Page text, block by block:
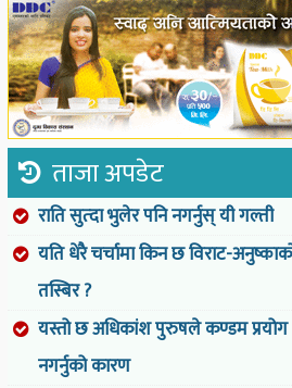
ताजा अपडेट
राति सुत्दा भुलेर पनि नगर्नुस् यी गल्ती
यति धेरै चर्चामा किन छ विराट-
तस्बिर ?
यस्तो छ अधिकांश पुरुषले कण्डम प्रयोग
नगर्नुको कारण